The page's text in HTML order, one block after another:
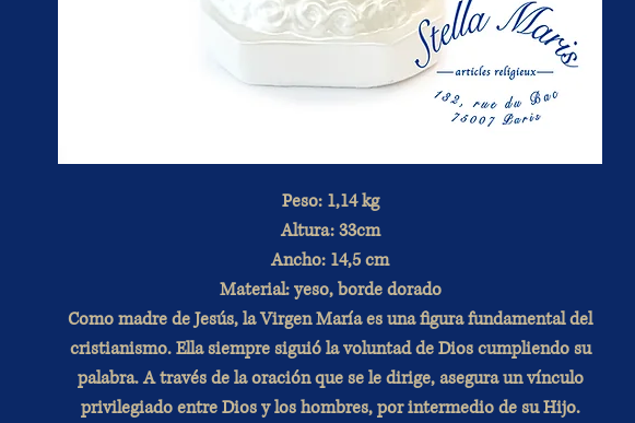
Peso: 1,14 kg
Altura: 33cm
Ancho: 14,5 cm
Material: yeso, borde dorado
Como madre de Jesús, la Virgen María es una figura fundamental del
cristianismo. Ella siempre siguió la voluntad de Dios cumpliendo su
palabra. A través de la oración que se le dirige, asegura un vínculo
privilegiado entre Dios y los hombres, por intermedio de su Hijo.